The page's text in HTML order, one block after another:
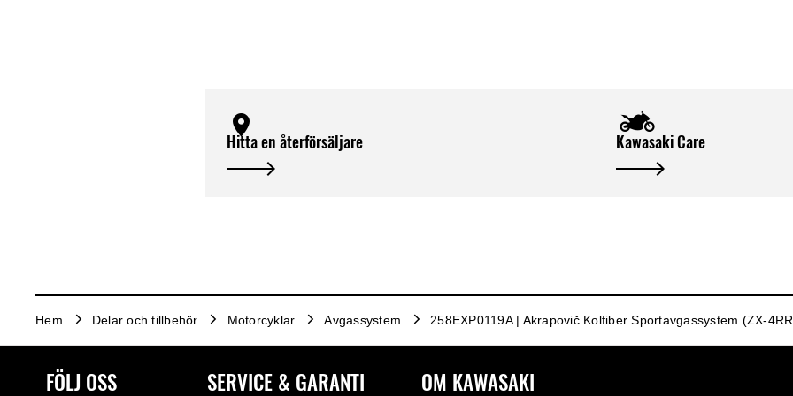
Hitta en återförsäljare Kawasaki Care
Hem Delar och tillbehör Motorcyklar Avgassystem 258EXP0119A | Akrapovič Kolfiber Sportavgassystem (ZX-
FÖLJ OSS SERVICE & GARANTI OM KAWASAKI